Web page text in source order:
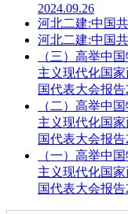
2024.09.26
河北二建:中国
河北二建:中国
（三）高举中
主义现代化国
国代表大会报告
（二）高举中
主义现代化国
国代表大会报告
（一）高举中
主义现代化国
国代表大会报告